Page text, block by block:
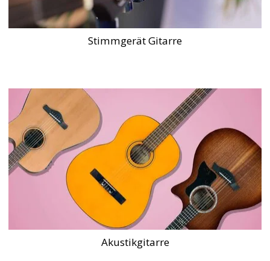
Stimmgerät Gitarre
Akustikgitarre